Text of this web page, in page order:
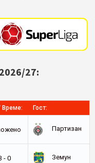
27:
Време: Гост:
Партизан
- 0
Земун